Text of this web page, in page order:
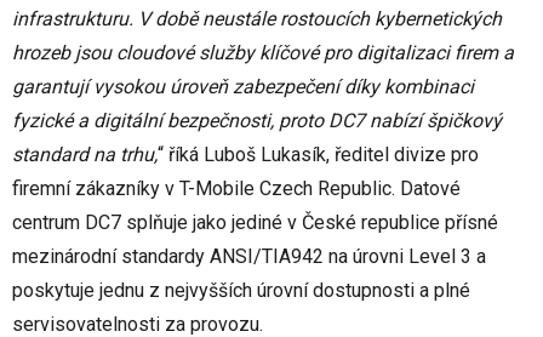
infrastrukturu. V době neustále rostoucích kybernetických
hrozeb jsou cloudové služby klíčové pro digitalizaci firem a
garantují vysokou úroveň zabezpečení díky kombinaci
fyzické a digitální bezpečnosti, proto DC7 nabízí špičkový
standard na trhu,“ říká Luboš Lukasík, ředitel divize pro
firemní zákazníky v T-Mobile Czech Republic. Datové
centrum DC7 splňuje jako jediné v České republice přísné
mezinárodní standardy ANSI/TIA942 na úrovni Level 3 a
poskytuje jednu z nejvyšších úrovní dostupnosti a plné
servisovatelnosti za provozu.